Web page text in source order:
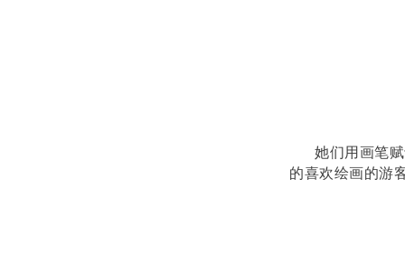
她们用画笔
的喜欢绘画的游